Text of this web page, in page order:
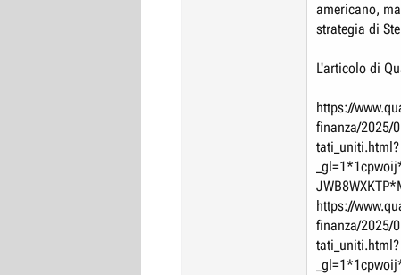
americano,
strategia di
L'articolo di
https://
finanza/2025/
tati_uniti.html?
https://
finanza/2025/
tati_uniti.html?